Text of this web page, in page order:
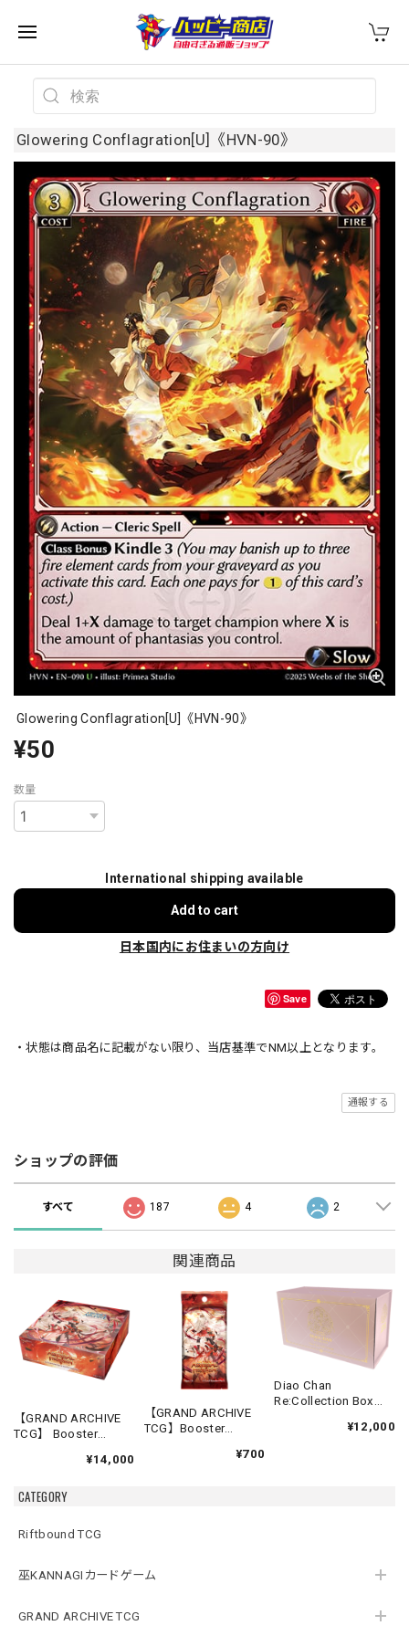
CATEGORY
Riftbound TCG
巫KANNAGIカードゲーム
GRAND ARCHIVE TCG
Glowering Conflagration[U]《HVN-90》
Glowering Conflagration[U]《HVN-90》
¥50
数量
International shipping available
Add to cart
日本国内にお住まいの方向け
Save
・状態は商品名に記載がない限り、当店基準でNM以上となります。
通報する
ショップの評価
すべて 187 4 2
関連商品
【GRAND ARCHIVE
TCG】 Booster
【Abyssal Heaven】
¥14,000
【GRAND ARCHIVE
TCG】Booster
Heaven】《英語版》
¥700
Diao Chan
Re:Collection Box
¥12,000